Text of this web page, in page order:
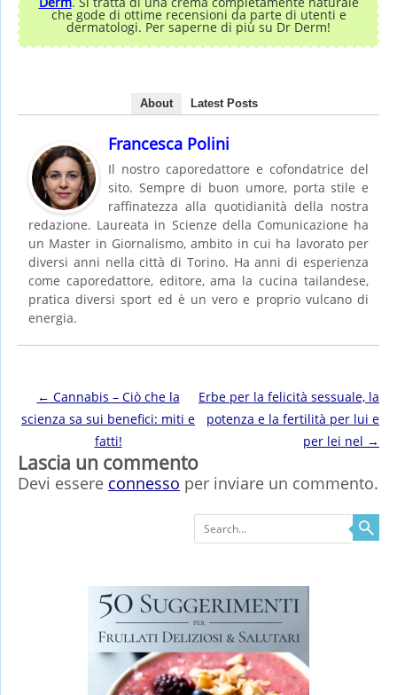
che gode di ottime recensioni da parte di utenti e
dermatologi. Per saperne di più su Dr Derm!
About Latest Posts
Francesca Polini
Il nostro caporedattore e cofondatrice del
sito. Sempre di buon umore, porta stile e
raffinatezza alla quotidianità della nostra
redazione. Laureata in Scienze della Comunicazione ha
un Master in Giornalismo, ambito in cui ha lavorato per
diversi anni nella città di Torino. Ha anni di esperienza
come caporedattore, editore, ama la cucina tailandese,
pratica diversi sport ed è un vero e proprio vulcano di
energia.
Post navigation
← Cannabis – Ciò che la
scienza sa sui benefici: miti e
fatti!
Erbe per la felicità sessuale, la
potenza e la fertilità per lui e
per lei nel →
Lascia un commento
Devi essere connesso per inviare un commento.
Search